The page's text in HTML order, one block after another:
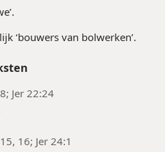
‘bouwers van bolwerken’.
Jer 22:24
16; Jer 24:1